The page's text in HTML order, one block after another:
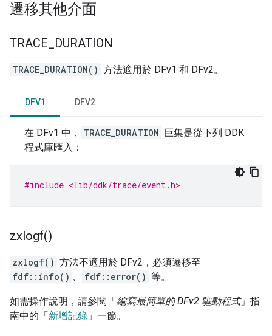
遷移其他介面
TRACE DURATION
TRACE_DURATION() 方法適用於 DFv1 和 DFv2。
DFV1 DFV2
在 DFv1 中， TRACE_DURATION 巨集是從下列 DDK
程式庫匯入：
#include <lib/ddk/trace/event.h>
zxlogf()
zxlogf() 方法不適用於 DFv2，必須遷移至
fdf::info() 、 fdf::error() 等。
如需操作說明，請參閱「編寫最簡單的 DFv2 驅動程式」指
南中的「新增記錄 」一節。